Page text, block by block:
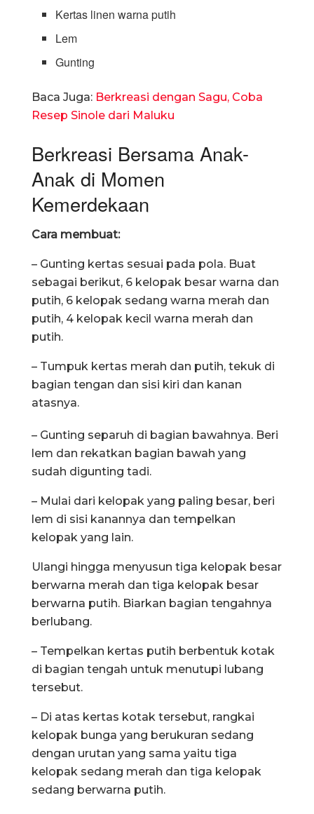
Kertas linen warna putih
Lem
Gunting
Baca Juga: Berkreasi dengan Sagu, Coba
Resep Sinole dari Maluku
Berkreasi Bersama Anak-
Anak di Momen
Kemerdekaan
Cara membuat:
– Gunting kertas sesuai pada pola. Buat
sebagai berikut, 6 kelopak besar warna dan
putih, 6 kelopak sedang warna merah dan
putih, 4 kelopak kecil warna merah dan
putih.
– Tumpuk kertas merah dan putih, tekuk di
bagian tengan dan sisi kiri dan kanan
atasnya.
– Gunting separuh di bagian bawahnya. Beri
lem dan rekatkan bagian bawah yang
sudah digunting tadi.
– Mulai dari kelopak yang paling besar, beri
lem di sisi kanannya dan tempelkan
kelopak yang lain.
Ulangi hingga menyusun tiga kelopak besar
berwarna merah dan tiga kelopak besar
berwarna putih. Biarkan bagian tengahnya
berlubang.
– Tempelkan kertas putih berbentuk kotak
di bagian tengah untuk menutupi lubang
tersebut.
– Di atas kertas kotak tersebut, rangkai
kelopak bunga yang berukuran sedang
dengan urutan yang sama yaitu tiga
kelopak sedang merah dan tiga kelopak
sedang berwarna putih.